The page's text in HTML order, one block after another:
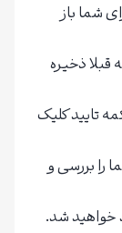
شما باز
قبلا ذخیره
تایید کلیک
را بررسی و
خواهید شد.